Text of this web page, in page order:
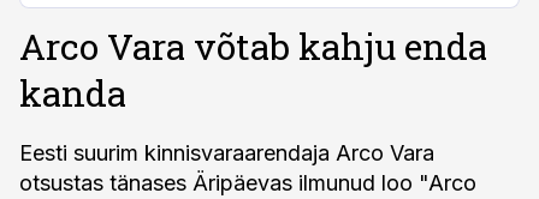
Arco Vara võtab kahju enda
kanda
Eesti suurim kinnisvaraarendaja Arco Vara
otsustas tänases Äripäevas ilmunud loo "Arco